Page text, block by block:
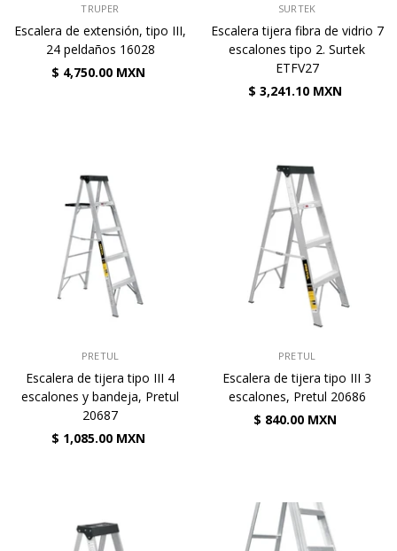
TRUPER
Escalera de extensión, tipo III,
24 peldaños 16028
$ 4,750.00 MXN
SURTEK
Escalera tijera fibra de vidrio 7
escalones tipo 2. Surtek
ETFV27
$ 3,241.10 MXN
PRETUL
Escalera de tijera tipo III 4
escalones y bandeja, Pretul
20687
$ 1,085.00 MXN
PRETUL
Escalera de tijera tipo III 3
escalones, Pretul 20686
$ 840.00 MXN